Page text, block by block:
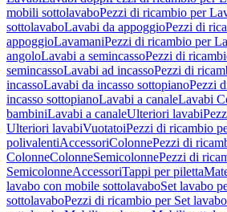
mobili sottolavaboPezzi di ricambio per
sottolavaboLavabi da appoggioPezzi di
appoggioLavamaniPezzi di ricambio per
angoloLavabi a semincassoPezzi di
semincassoLavabi ad incassoPezzi di
incassoLavabi da incasso sottopianoPezzi
incasso sottopianoLavabi a canaleLavabi
bambiniLavabi a canaleUlteriori lavabi
Ulteriori lavabiVuotatoiPezzi di ricambio
polivalentiAccessoriColonnePezzi di
ColonneColonneSemicolonnePezzi di
SemicolonneAccessoriTappi per piletta
lavabo con mobile sottolavaboSet lavabo
sottolavaboPezzi di ricambio per Set